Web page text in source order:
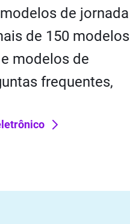
de jornada
de 150 modelos
modelos de
frequentes,